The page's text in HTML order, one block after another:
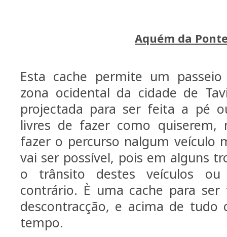
Aquém da
Esta cache permite um
zona ocidental da cidade de
projectada para ser feita a pé
livres de fazer como quiserem,
fazer o percurso nalgum veículo
vai ser possível, pois em alguns
o trânsito destes veículos
contrário. È uma cache para
descontracção, e acima de
tempo.